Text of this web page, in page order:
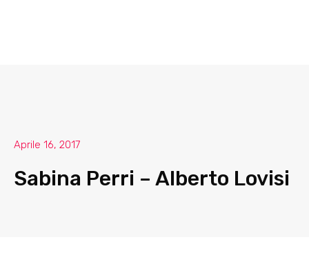
Aprile 16, 2017
Sabina Perri – Alberto Lovisi